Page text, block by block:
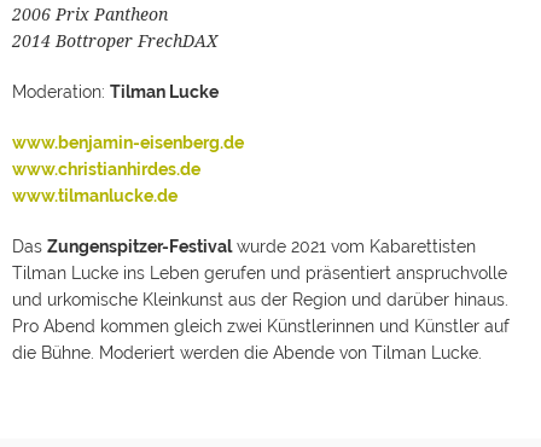
2006 Prix Pantheon
2014 Bottroper FrechDAX
Moderation: Tilman Lucke
www.benjamin-eisenberg.de
www.christianhirdes.de
www.tilmanlucke.de
Das Zungenspitzer-Festivalwurde 2021 vom Kabarettisten
Tilman Lucke ins Leben gerufen und präsentiert anspruchvolle
und urkomische Kleinkunst aus der Region und darüber hinaus.
Pro Abend kommen gleich zwei Künstlerinnen und Künstler auf
die Bühne. Moderiert werden die Abende von Tilman Lucke.